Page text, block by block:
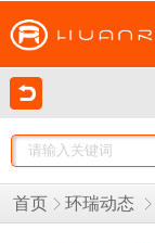
首页 环瑞动态